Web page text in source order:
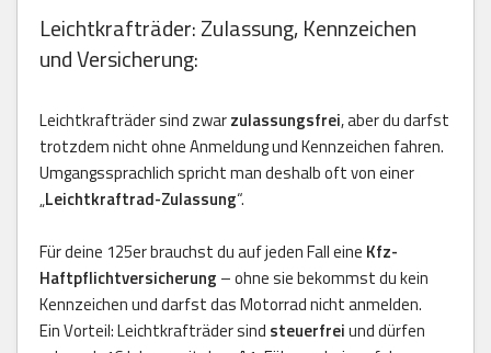
Leichtkrafträder: Zulassung, Kennzeichen
und Versicherung:
Leichtkrafträder sind zwarzulassungsfrei, aber du darfst
trotzdem nicht ohne Anmeldung und Kennzeichen fahren.
Umgangssprachlich spricht man deshalb oft von einer
„Leichtkraftrad-Zulassung“.
Für deine 125er brauchst du auf jeden Fall eine Kfz-
Haftpflichtversicherung – ohne sie bekommst du kein
Kennzeichen und darfst das Motorrad nicht anmelden.
Ein Vorteil: Leichtkrafträder sind steuerfreiund dürfen